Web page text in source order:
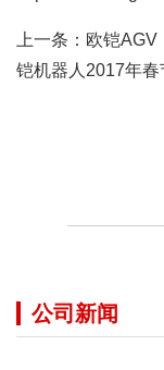
上一条： 欧铠AGV
铠机器人2017年春
公司新闻